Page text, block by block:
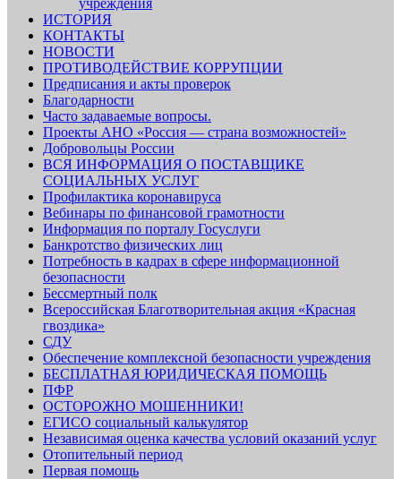
ИСТОРИЯ
КОНТАКТЫ
НОВОСТИ
ПРОТИВОДЕЙСТВИЕ КОРРУПЦИИ
Предписания и акты проверок
Благодарности
Часто задаваемые вопросы.
Проекты АНО «Россия — страна возможностей»
Добровольцы России
ВСЯ ИНФОРМАЦИЯ О ПОСТАВЩИКЕ
СОЦИАЛЬНЫХ УСЛУГ
Профилактика коронавируса
Вебинары по финансовой грамотности
Информация по порталу Госуслуги
Банкротство физических лиц
Потребность в кадрах в сфере информационной
безопасности
Бессмертный полк
Всероссийская Благотворительная акция «Красная
гвоздика»
СДУ
Обеспечение комплексной безопасности учреждения
БЕСПЛАТНАЯ ЮРИДИЧЕСКАЯ ПОМОЩЬ
ПФР
ОСТОРОЖНО МОШЕННИКИ!
ЕГИСО социальный калькулятор
Независимая оценка качества условий оказаний услуг
Отопительный период
Первая помощь